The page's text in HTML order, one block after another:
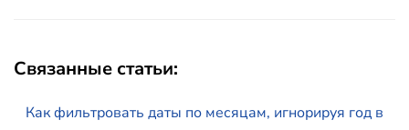
Связанные статьи:
Как фильтровать даты по месяцам, игнорируя год в